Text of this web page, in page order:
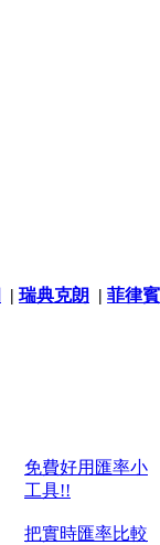
| 瑞典克朗 | 菲律賓
免費好用匯率小
工具!!
把實時匯率比較